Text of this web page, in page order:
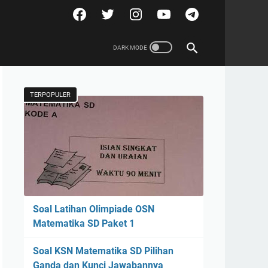
TERPOPULER
Soal Latihan Olimpiade OSN
Matematika SD Paket 1
Soal KSN Matematika SD Pilihan
Ganda dan Kunci Jawabannya